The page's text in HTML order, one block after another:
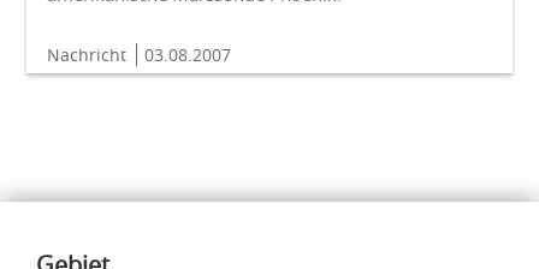
Nachricht 03.08.2007
Inhalte